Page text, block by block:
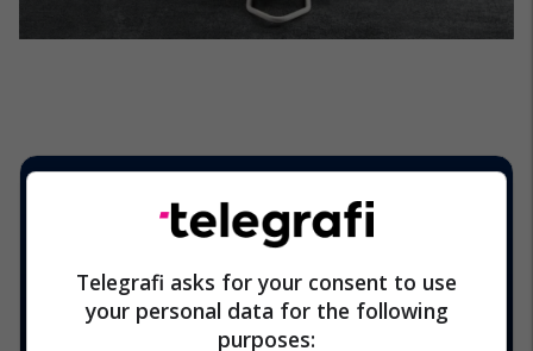
Telegrafi asks for your consent to use
your personal data for the following
purposes: